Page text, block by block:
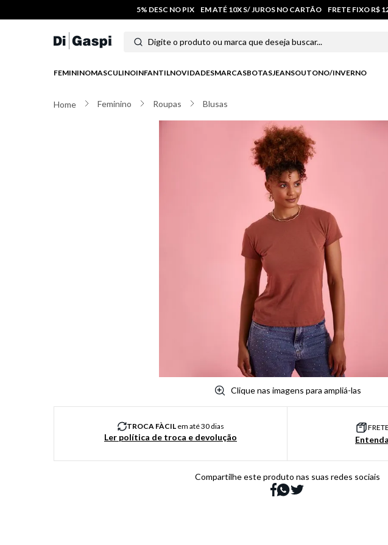
5% DESC NO PIX EM ATÉ 10X S/ JUROS NO CARTÃO FRETE FIXO R$
Digite o produto ou marca que deseja buscar...
FEMININOMASCULINOINFANTILNOVIDADESMARCASBOTASJEANSOUTONO/INVERNO
Feminino Roupas Blusas
Clique nas imagens para ampliá-las
TROCA FÀCILem até 30 dias
Ler política de troca e devolução
Compartilhe este produto nas suas redes sociais
tenis